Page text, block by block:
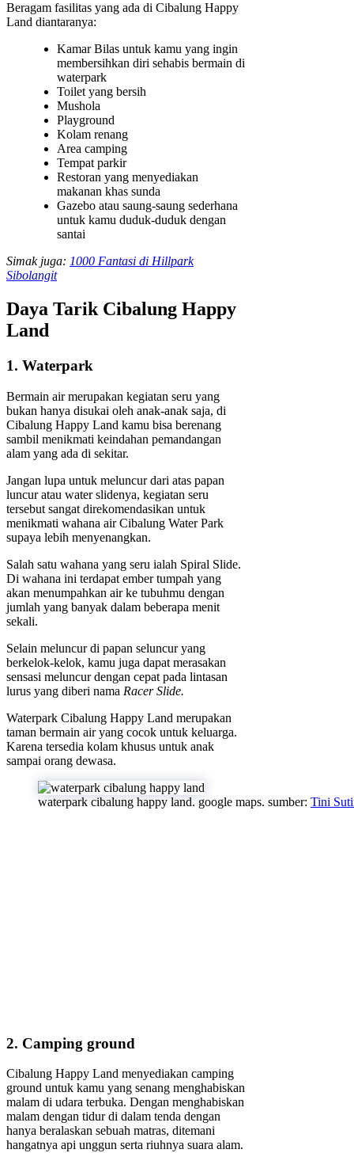
Beragam fasilitas yang ada di Cibalung Happy
Land diantaranya:
Kamar Bilas untuk kamu yang ingin
membersihkan diri sehabis bermain di
waterpark
Toilet yang bersih
Mushola
Playground
Kolam renang
Area camping
Tempat parkir
Restoran yang menyediakan
makanan khas sunda
Gazebo atau saung-saung sederhana
untuk kamu duduk-duduk dengan
santai
Simak juga: 1000 Fantasi di Hillpark
Sibolangit
Daya Tarik Cibalung Happy
Land
1. Waterpark
Bermain air merupakan kegiatan seru yang
bukan hanya disukai oleh anak-anak saja, di
Cibalung Happy Land kamu bisa berenang
sambil menikmati keindahan pemandangan
alam yang ada di sekitar.
Jangan lupa untuk meluncur dari atas papan
luncur atau water slidenya, kegiatan seru
tersebut sangat direkomendasikan untuk
menikmati wahana air Cibalung Water Park
supaya lebih menyenangkan.
Salah satu wahana yang seru ialah Spiral Slide.
Di wahana ini terdapat ember tumpah yang
akan menumpahkan air ke tubuhmu dengan
jumlah yang banyak dalam beberapa menit
sekali.
Selain meluncur di papan seluncur yang
berkelok-kelok, kamu juga dapat merasakan
sensasi meluncur dengan cepat pada lintasan
lurus yang diberi nama Racer Slide.
Waterpark Cibalung Happy Land merupakan
taman bermain air yang cocok untuk keluarga.
Karena tersedia kolam khusus untuk anak
sampai orang dewasa.
waterpark cibalung happy land. google maps. sumber: Tini
2. Camping ground
Cibalung Happy Land menyediakan camping
ground untuk kamu yang senang menghabiskan
malam di udara terbuka. Dengan menghabiskan
malam dengan tidur di dalam tenda dengan
hanya beralaskan sebuah matras, ditemani
hangatnya api unggun serta riuhnya suara alam.